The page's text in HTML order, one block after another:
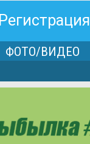
Регистрация
ФОТО/ВИДЕО